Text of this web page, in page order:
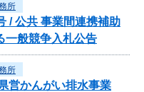
所
/ 公共 事業間連携補助
一般競争入札公告
所
営かんがい排水事業